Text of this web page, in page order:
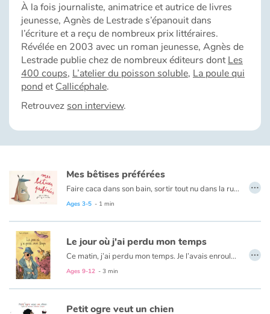
Tales and classics in french
Fable, myth, literature and poetry
Princesses and princes, kings, queens and dragons
Ogres, monsters and witches
Ecology, nature, seasons
The animals
Travel, epic, investigation, adventure
Around the world
Learning
À la fois journaliste, animatrice et autrice de livres
jeunesse, Agnès de Lestrade s’épanouit dans
l’écriture et a reçu de nombreux prix littéraires.
Révélée en 2003 avec un roman jeunesse, Agnès de
Lestrade publie chez de nombreux éditeurs dontLes
400 coups, L’atelier du poisson soluble, La poule qui
pond etCallicéphale.
Retrouvezson interview.
Mes bêtises préférées
Faire caca dans son bain, sortir tout nu dans la rue, tirer la langue à la maîtresse…
Certains animaux ne peuvent s’en empêcher !
Ages 3-5 - 1 min
…
Le jour où j'ai perdu mon temps
Ce matin, j’ai perdu mon temps. Je l’avais enroulé dans mon mouchoir et enfoncé dans la poche de mon pantalon. Il a dû tomber quand j’achetais mon café et quelqu’un l’aura ramassé.
Ages 9-12 - 3 min
…
Petit ogre veut un chien